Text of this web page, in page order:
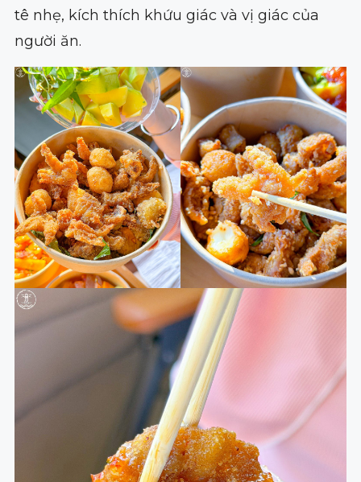
tê nhẹ, kích thích khứu giác và vị giác của
người ăn.